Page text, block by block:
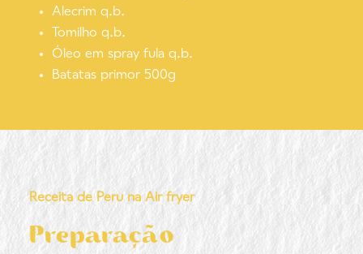
Receita de Peru na Air fryer
Preparação
Alecrim q.b.
Tomilho q.b.
Óleo em spray fula q.b.
Batatas primor 500g